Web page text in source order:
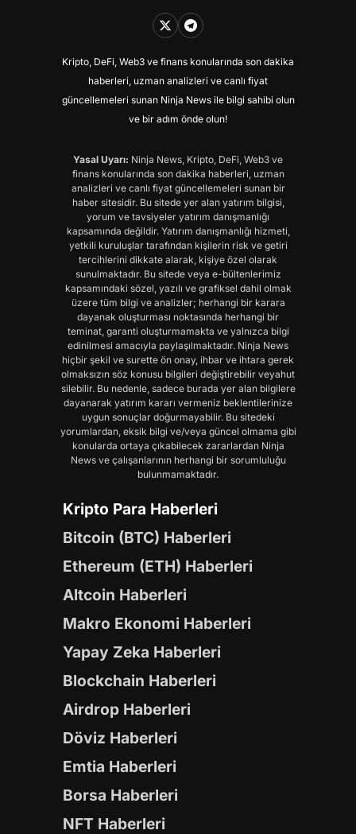
Kripto, DeFi, Web3 ve finans konularında son dakika
haberleri, uzman analizleri ve canlı fiyat
güncellemeleri sunan Ninja News ile bilgi sahibi olun
ve bir adım önde olun!
Yasal Uyarı: Ninja News, Kripto, DeFi, Web3 ve
finans konularında son dakika haberleri, uzman
analizleri ve canlı fiyat güncellemeleri sunan bir
haber sitesidir. Bu sitede yer alan yatırım bilgisi,
yorum ve tavsiyeler yatırım danışmanlığı
kapsamında değildir. Yatırım danışmanlığı hizmeti,
yetkili kuruluşlar tarafından kişilerin risk ve getiri
tercihlerini dikkate alarak, kişiye özel olarak
sunulmaktadır. Bu sitede veya e-bültenlerimiz
kapsamındaki sözel, yazılı ve grafiksel dahil olmak
üzere tüm bilgi ve analizler; herhangi bir karara
dayanak oluşturması noktasında herhangi bir
teminat, garanti oluşturmamakta ve yalnızca bilgi
edinilmesi amacıyla paylaşılmaktadır. Ninja News
hiçbir şekil ve surette ön onay, ihbar ve ihtara gerek
olmaksızın söz konusu bilgileri değiştirebilir veyahut
silebilir. Bu nedenle, sadece burada yer alan bilgilere
dayanarak yatırım kararı vermeniz beklentilerinize
uygun sonuçlar doğurmayabilir. Bu sitedeki
yorumlardan, eksik bilgi ve/veya güncel olmama gibi
konularda ortaya çıkabilecek zararlardan Ninja
News ve çalışanlarının herhangi bir sorumluluğu
bulunmamaktadır.
Kripto Para Haberleri
Bitcoin (BTC) Haberleri
Ethereum (ETH) Haberleri
Altcoin Haberleri
Makro Ekonomi Haberleri
Yapay Zeka Haberleri
Blockchain Haberleri
Airdrop Haberleri
Döviz Haberleri
Emtia Haberleri
Borsa Haberleri
NFT Haberleri